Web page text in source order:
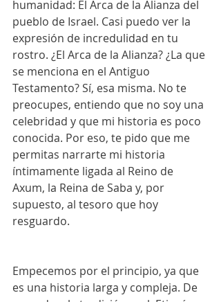
humanidad: El Arca de la Alianza del
pueblo de Israel. Casi puedo ver la
expresión de incredulidad en tu
rostro. ¿El Arca de la Alianza? ¿La que
se menciona en el Antiguo
Testamento? Sí, esa misma. No te
preocupes, entiendo que no soy una
celebridad y que mi historia es poco
conocida. Por eso, te pido que me
permitas narrarte mi historia
íntimamente ligada al Reino de
Axum, la Reina de Saba y, por
supuesto, al tesoro que hoy
resguardo.
Empecemos por el principio, ya que
es una historia larga y compleja. De